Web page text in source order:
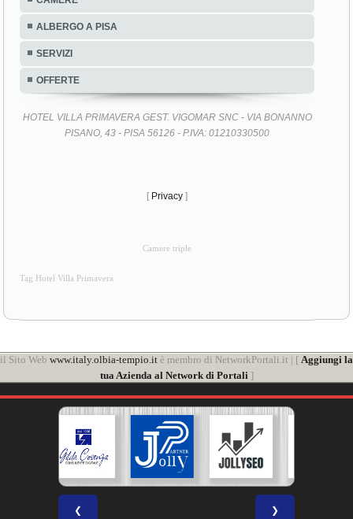
ALBERGO A PISA
SERVIZI
OFFERTE
HOTEL VILLA PRIMAVERA GEST. VIGOMAR SNC - VIA BONANNO
PISANO, 43 - PISA 56126 - P.IVA: 01210330500
[ Privacy ]
Camere triple
Tag Hotel Villa Primavera
il Sito Web www.italy.olbia-tempio.it è membro di NetworkPortali.it | [ Aggiungi la
tua Azienda al Network di Portali ]
❮ ❯